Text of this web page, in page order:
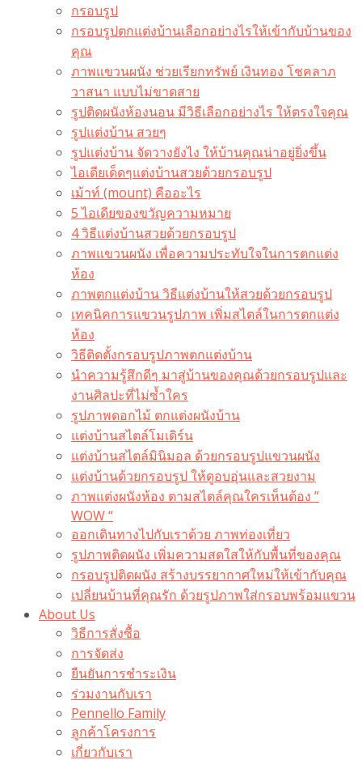
กรอบรูป
กรอบรูปตกแต่งบ้านเลือกอย่างไรให้เข้ากับบ้านของ
คุณ
ภาพแขวนผนัง ช่วยเรียกทรัพย์ เงินทอง โชคลาภ
วาสนา แบบไม่ขาดสาย
รูปติดผนังห้องนอน มีวิธีเลือกอย่างไร ให้ตรงใจคุณ
รูปแต่งบ้าน สวยๆ
รูปแต่งบ้าน จัดวางยังไง ให้บ้านคุณน่าอยู่ยิ่งขึ้น
ไอเดียเด็ดๆแต่งบ้านสวยด้วยกรอบรูป
เม้าท์ (mount) คืออะไร​
5 ไอเดียของขวัญความหมาย
4 วิธีแต่งบ้านสวยด้วยกรอบรูป
ภาพแขวนผนัง เพื่อความประทับใจในการตกแต่ง
ห้อง
ภาพตกแต่งบ้าน วิธีแต่งบ้านให้สวยด้วยกรอบรูป
เทคนิคการแขวนรูปภาพ เพิ่มสไตล์ในการตกแต่ง
ห้อง
วิธีติดตั้งกรอบรูปภาพตกแต่งบ้าน
นำความรู้สึกดีๆ มาสู่บ้านของคุณด้วยกรอบรูปและ
งานศิลปะที่ไม่ซ้ำใคร
รูปภาพดอกไม้ ตกแต่งผนังบ้าน
แต่งบ้านสไตล์โมเดิร์น
แต่งบ้านสไตล์มินิมอล ด้วยกรอบรูปแขวนผนัง
แต่งบ้านด้วยกรอบรูป ให้ดูอบอุ่นและสวยงาม
ภาพแต่งผนังห้อง ตามสไตล์คุณใครเห็นต้อง ”
WOW “
ออกเดินทางไปกับเราด้วย ภาพท่องเที่ยว
รูปภาพติดผนัง เพิ่มความสดใสให้กับพื้นที่ของคุณ
กรอบรูปติดผนัง สร้างบรรยากาศใหม่ให้เข้ากับคุณ
เปลี่ยนบ้านที่คุณรัก ด้วยรูปภาพใส่กรอบพร้อมแขวน​
About Us
วิธีการสั่งซื้อ
การจัดส่ง
ยืนยันการชำระเงิน
ร่วมงานกับเรา
Pennello Family
ลูกค้าโครงการ
เกี่ยวกับเรา